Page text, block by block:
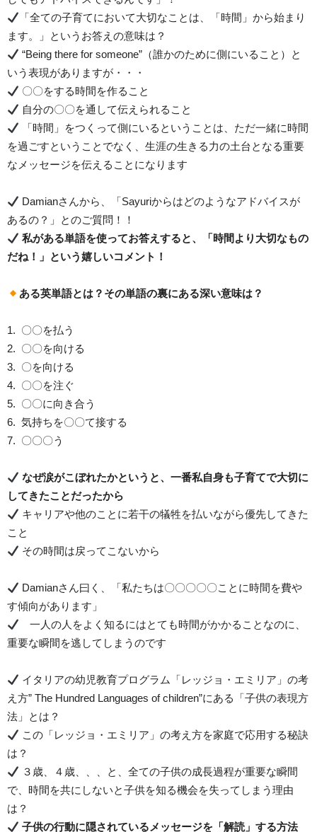
「全ての子育てにおいて大切なことは、「時間」から始まり
ます。」というお答えの意味は？
“Being there for someone”（誰かのために側にいること）と
いう表現がありますが・・・
〇〇をする時間を作ること
自分の〇〇を通して伝えられること
「時間」をつくって側にいるということは、ただ一緒に時間
を過ごすということでなく、生涯の生きる力の土台となる重要
なメッセージを伝えることになります
Damianさんから、「Sayuriからはどのようなアドバイスが
あるの？」とのご質問！！
私がある単語を使ってお答えすると、「時間より大切なもの
だね！」という嬉しいコメント！
ある英単語とは？その単語の裏にある深い意味は？
1. 〇〇を払う
2. 〇〇を向ける
3. 〇を向ける
4. 〇〇を注ぐ
5. 〇〇に向き合う
6. 気持ちを〇〇て接する
7. 〇〇〇う
なぜ涙がこぼれたかというと、一番私自身も子育てで大切に
してきたことだったから
キャリアや他のことに若干の犠牲を払いながら優先してきた
こと
その時間は戻ってこないから
Damianさん曰く、「私たちは〇〇〇〇〇ことに時間を費や
す傾向があります」
一人の人をよく知るにはとても時間がかかることなのに、
重要な瞬間を逃してしまうのです
イタリアの幼児教育プログラム「レッジョ・エミリア」の考
え方” The Hundred Languages of children”にある「子供の表現方
法」とは？
この「レッジョ・エミリア」の考え方を家庭で応用する秘訣
は？
３歳、４歳、、、と、全ての子供の成長過程が重要な瞬間
で、時間を共にしないと子供を知る機会を失ってしまう理由
は？
子供の行動に隠されているメッセージを「解読」する方法